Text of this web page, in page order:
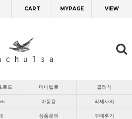
CART MYPAGE VIEW
로드 미니벨로 클래식
아동용 악세사리
상품문의 구매후기